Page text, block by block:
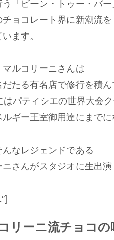
「ビーン・トゥー・バー
ョコレート界に新潮流を
ます。
マルコリーニさんは
たる有名店で修行を積ん
はパティシエの世界大会
ギー王室御用達にまでに
なレジェンドである
さんがスタジオに生出演
リーニ流チョコの